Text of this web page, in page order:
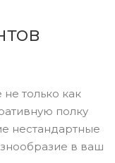
только как
полку
нестандартные
в ваш